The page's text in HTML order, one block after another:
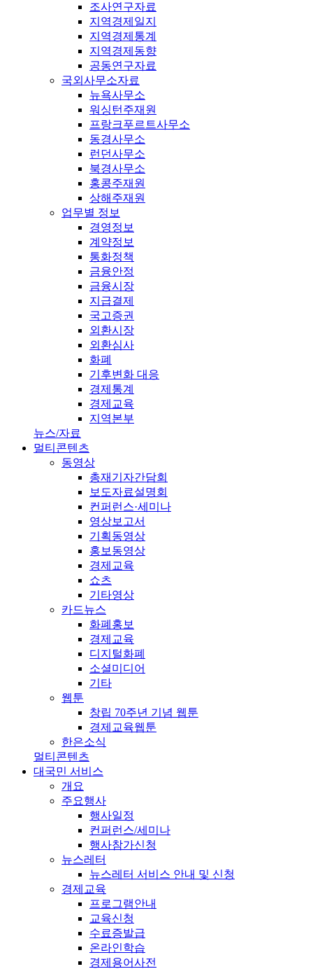
조사연구자료
지역경제일지
지역경제통계
지역경제동향
공동연구자료
국외사무소자료
뉴욕사무소
워싱턴주재원
프랑크푸르트사무소
동경사무소
런던사무소
북경사무소
홍콩주재원
상해주재원
업무별 정보
경영정보
계약정보
통화정책
금융안정
금융시장
지급결제
국고증권
외환시장
외환심사
화폐
기후변화 대응
경제통계
경제교육
지역본부
뉴스/자료
멀티콘텐츠
동영상
총재기자간담회
보도자료설명회
컨퍼런스·세미나
영상보고서
기획동영상
홍보동영상
경제교육
쇼츠
기타영상
카드뉴스
화폐홍보
경제교육
디지털화폐
소셜미디어
기타
웹툰
창립 70주년 기념 웹툰
경제교육웹툰
한은소식
멀티콘텐츠
대국민 서비스
개요
주요행사
행사일정
컨퍼런스/세미나
행사참가신청
뉴스레터
뉴스레터 서비스 안내 및 신청
경제교육
프로그램안내
교육신청
수료증발급
온라인학습
경제용어사전